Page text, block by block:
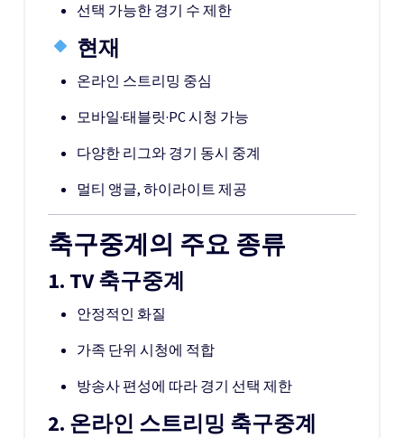
선택 가능한 경기 수 제한
현재
온라인 스트리밍 중심
모바일·태블릿·PC 시청 가능
다양한 리그와 경기 동시 중계
멀티 앵글, 하이라이트 제공
축구중계의 주요 종류
1. TV 축구중계
안정적인 화질
가족 단위 시청에 적합
방송사 편성에 따라 경기 선택 제한
2. 온라인 스트리밍 축구중계